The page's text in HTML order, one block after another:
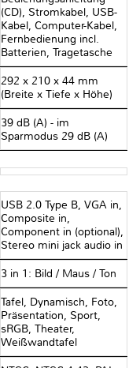
(CD), Stromkabel, USB-
Kabel, Computer-Kabel,
Fernbedienung incl.
Batterien, Tragetasche
292 x 210 x 44 mm
(Breite x Tiefe x Höhe)
39 dB (A) - im
Sparmodus 29 dB (A)
USB 2.0 Type B, VGA in,
Composite in,
Component in (optional),
Stereo mini jack audio in
3 in 1: Bild / Maus / Ton
Tafel, Dynamisch, Foto,
Präsentation, Sport,
sRGB, Theater,
Weißwandtafel